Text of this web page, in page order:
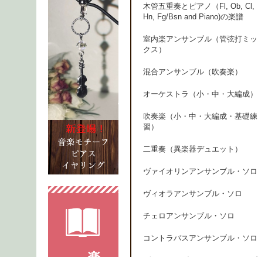
木管五重奏とピアノ（Fl, Ob, Cl,
Hn, Fg/Bsn and Piano)の楽譜
室内楽アンサンブル（管弦打ミッ
クス）
混合アンサンブル（吹奏楽）
オーケストラ（小・中・大編成）
吹奏楽（小・中・大編成・基礎練
習）
二重奏（異楽器デュエット）
ヴァイオリンアンサンブル・ソロ
ヴィオラアンサンブル・ソロ
チェロアンサンブル・ソロ
コントラバスアンサンブル・ソロ